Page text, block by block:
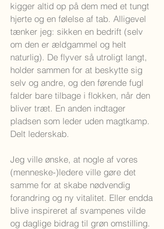
kigger altid op på dem med et tungt
hjerte og en følelse af tab. Alligevel
tænker jeg: sikken en bedrift (selv
om den er ældgammel og helt
naturlig). De flyver så utroligt langt,
holder sammen for at beskytte sig
selv og andre, og den førende fugl
falder bare tilbage i flokken, når den
bliver træt. En anden indtager
pladsen som leder uden magtkamp.
Delt lederskab.
Jeg ville ønske, at nogle af vores
(menneske-)ledere ville gøre det
samme for at skabe nødvendig
forandring og ny vitalitet. Eller endda
blive inspireret af svampenes vilde
og daglige bidrag til grøn omstilling.